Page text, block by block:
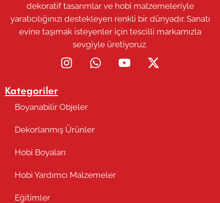
dekoratif tasarımlar ve hobi malzemeleriyle
yaratıcılığınızı destekleyen renkli bir dünyadır. Sanatı
evine taşımak isteyenler için tescilli markamızla
sevgiyle üretiyoruz.
Kategoriler
Boyanabilir Objeler
Dekorlanmış Ürünler
Hobi Boyaları
Hobi Yardımcı Malzemeler
Eğitimler